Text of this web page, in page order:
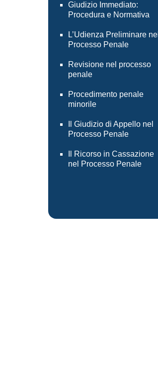
Giudizio Immediato:
Procedura e Normativa
L’Udienza Preliminare nel
Processo Penale
Revisione nel processo
penale
Procedimento penale
minorile
Il Giudizio di Appello nel
Processo Penale
Il Ricorso in Cassazione
nel Processo Penale